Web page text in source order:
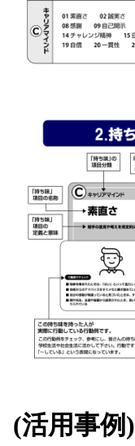
(活用事例)